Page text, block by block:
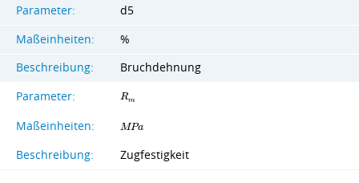
Parameter:
d5
Maßeinheiten:
%
Beschreibung:
Bruchdehnung
Parameter:
Rm
Maßeinheiten: MPa
Beschreibung: Zugfestigkeit